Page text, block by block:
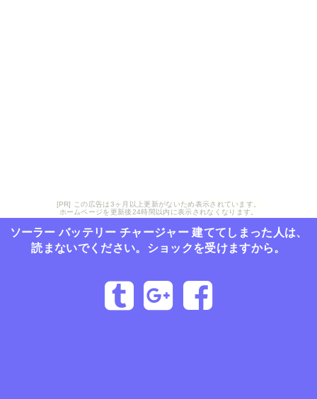
[PR] この広告は3ヶ月以上更新がないため表示されています。
ホームページを更新後24時間以内に表示されなくなります。
ソーラー バッテリー チャージャー 建ててしまった人は、
読まないでください。ショックを受けますから。